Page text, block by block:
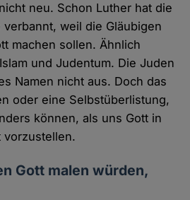
neu. Schon Luther hat die
weil die Gläubigen
machen sollen. Ähnlich
und Judentum. Die Juden
Namen nicht aus. Doch das
oder eine Selbstüberlistung,
können, als uns Gott in
vorzustellen.
Gott malen würden,